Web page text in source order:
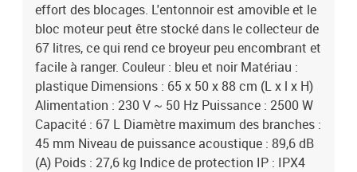
effort des blocages. L'entonnoir est amovible et le
bloc moteur peut être stocké dans le collecteur de
67 litres, ce qui rend ce broyeur peu encombrant et
facile à ranger. Couleur : bleu et noir Matériau :
plastique Dimensions : 65 x 50 x 88 cm (L x l x H)
Alimentation : 230 V ~ 50 Hz Puissance : 2500 W
Capacité : 67 L Diamètre maximum des branches :
45 mm Niveau de puissance acoustique : 89,6 dB
(A) Poids : 27,6 kg Indice de protection IP : IPX4